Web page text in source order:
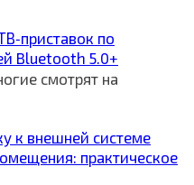
по
Bluetooth 5.0+
смотрят на
к внешней системе
практическое